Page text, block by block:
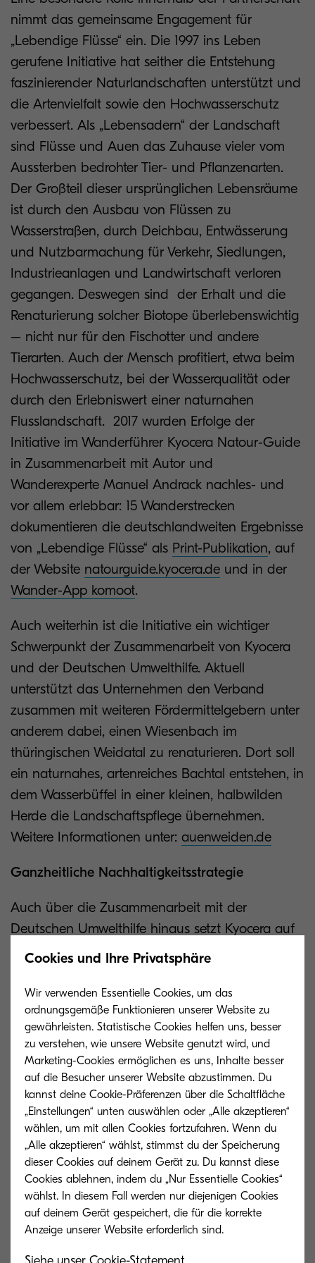
nimmt das gemeinsame Engagement für
„Lebendige Flüsse“ ein. Die 1997 ins Leben
gerufene Initiative hat seither die Entstehung
faszinierender Naturlandschaften unterstützt und
die Artenvielfalt sowie den Hochwasserschutz
verbessert. Als „Lebensadern“ der Landschaft
sind Flüsse und Auen das Zuhause vieler vom
Aussterben bedrohter Tier- und Pflanzenarten.
Der Großteil dieser ursprünglichen Lebensräume
ist durch den Ausbau von Flüssen zu
Wasserstraßen, durch Deichbau, Entwässerung
und Nutzbarmachung für Verkehr, Siedlungen,
Industrieanlagen und Landwirtschaft verloren
gegangen. Deswegen sind der Erhalt und die
Renaturierung solcher Biotope überlebenswichtig
– nicht nur für den Fischotter und andere
Tierarten. Auch der Mensch profitiert, etwa beim
Hochwasserschutz, bei der Wasserqualität oder
durch den Erlebniswert einer naturnahen
Flusslandschaft. 2017 wurden Erfolge der
Initiative im Wanderführer Kyocera Natour-Guide
in Zusammenarbeit mit Autor und
Wanderexperte Manuel Andrack nachles- und
vor allem erlebbar: 15 Wanderstrecken
dokumentieren die deutschlandweiten Ergebnisse
von „Lebendige Flüsse“ als Print-Publikation, auf
der Website natourguide.kyocera.de und in der
Wander-App komoot.
Auch weiterhin ist die Initiative ein wichtiger
Schwerpunkt der Zusammenarbeit von Kyocera
und der Deutschen Umwelthilfe. Aktuell
unterstützt das Unternehmen den Verband
zusammen mit weiteren Fördermittelgebern unter
anderem dabei, einen Wiesenbach im
thüringischen Weidatal zu renaturieren. Dort soll
ein naturnahes, artenreiches Bachtal entstehen, in
dem Wasserbüffel in einer kleinen, halbwilden
Herde die Landschaftspflege übernehmen.
Weitere Informationen unter: auenweiden.de
Ganzheitliche Nachhaltigkeitsstrategie
Auch über die Zusammenarbeit mit der
Deutschen Umwelthilfe hinaus setzt Kyocera auf
unterschiedliche Initiativen für den Klima- und
Umweltschutz. Die Druck- und
Multifunktionssysteme des Unternehmens
zeichnen sich durch ressourcenschonende
Technologie mit besonders langlebigen
Hardware-Komponenten aus und sind durch
Kompensation klimaneutral*. Die
Nachhaltigkeitsstrategie von Kyocera folgt dem
Grundsatz „Vermeiden vor Vermindern vor
Kompensieren“ und stellt die Vermeidung und
Reduzierung von CO2-Emissionen in den
Vordergrund. Durch den Einsatz erneuerbarer
Energien und den Bezug von 100 Prozent
Ökostrom, Optimierungen in Anlagen und
Cookies und Ihre Privatsphäre
Wir verwenden Essentielle Cookies, um das
ordnungsgemäße Funktionieren unserer Website zu
gewährleisten. Statistische Cookies helfen uns, besser
zu verstehen, wie unsere Website genutzt wird, und
Marketing-Cookies ermöglichen es uns, Inhalte besser
auf die Besucher unserer Website abzustimmen. Du
kannst deine Cookie-Präferenzen über die Schaltfläche
„Einstellungen“ unten auswählen oder „Alle akzeptieren“
wählen, um mit allen Cookies fortzufahren. Wenn du
„Alle akzeptieren“ wählst, stimmst du der Speicherung
dieser Cookies auf deinem Gerät zu. Du kannst diese
Cookies ablehnen, indem du „Nur Essentielle Cookies“
wählst. In diesem Fall werden nur diejenigen Cookies
auf deinem Gerät gespeichert, die für die korrekte